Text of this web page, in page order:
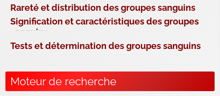
Rareté et distribution des groupes sanguins
Signification et caractéristiques des groupes
sanguins
Tests et détermination des groupes sanguins
Moteur de recherche